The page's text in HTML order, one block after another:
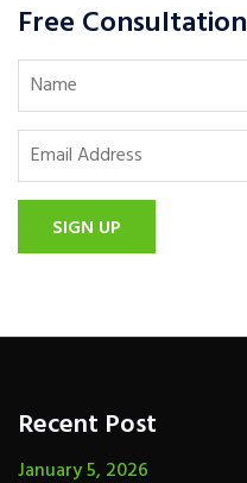
Free Consultation
SIGN UP
Recent Post
January 5, 2026